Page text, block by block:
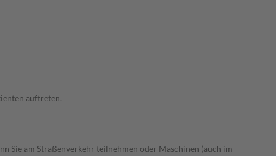
auftreten.
Sie am Straßenverkehr teilnehmen oder Maschinen (auch im